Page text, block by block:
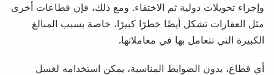
وإجراء تحويلات دولية ثم الاختفاء. ومع ذلك، فإن قطاعات أخرى
مثل العقارات تشكل أيضًا خطرًا كبيرًا، خاصة بسبب المبالغ
الكبيرة التي تتعامل بها في معاملاتها.
أي قطاع، بدون الضوابط المناسبة، يمكن استخدامه لغسل